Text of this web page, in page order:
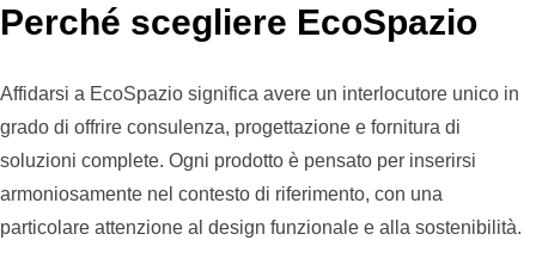
Perché scegliere EcoSpazio
Affidarsi a EcoSpazio significa avere un interlocutore unico in
grado di offrire consulenza, progettazione e fornitura di
soluzioni complete. Ogni prodotto è pensato per inserirsi
armoniosamente nel contesto di riferimento, con una
particolare attenzione al design funzionale e alla sostenibilità.